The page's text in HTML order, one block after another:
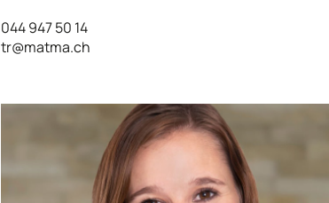
044 947 50 14
tr@matma.ch